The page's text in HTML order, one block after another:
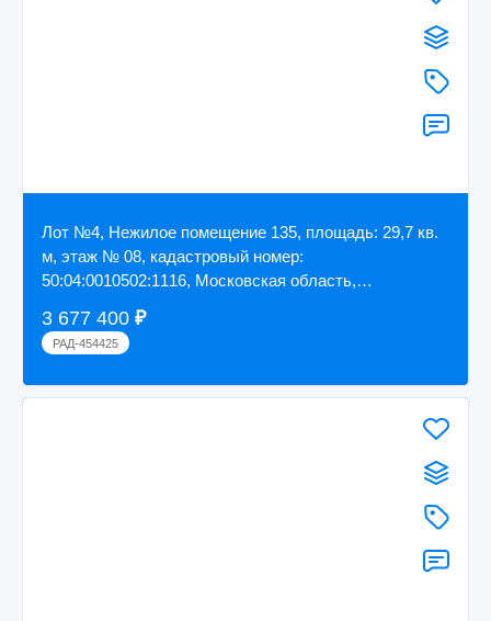
Лот №4, Нежилое помещение 135, площадь: 29,7 кв.
м, этаж № 08, кадастровый номер:
50:04:0010502:1116, Московская область,
3 677 400 ₽
РАД-454425